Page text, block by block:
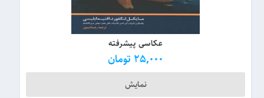
عکاسی پیشرفته
25,000 تومان
نمایش